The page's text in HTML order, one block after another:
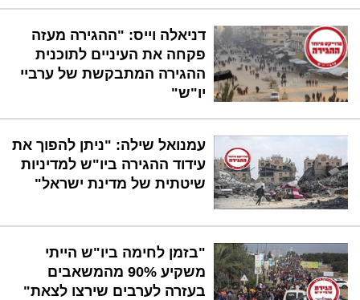
דניאלה וייס: "ההגירה מעזה
פקחה את העיניים לתוכנית
ההגירה המתבקשת של ערביי
יו"ש"
עמנואל שילה: "ניתן להפוך את
עידוד ההגירה ביו"ש למדיניות
שיטתית של מדינת ישראל"
"בזמן לחימה ביו"ש הייתי
משקיע 90% מהמשאבים
בעזרה לערבים שירצו לצאת"